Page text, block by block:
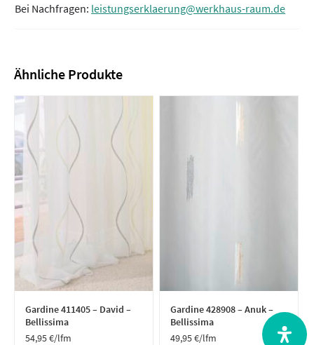
Bei Nachfragen: leistungserklaerung@werkhaus-raum.de
Ähnliche Produkte
Gardine 411405 – David –
Bellissima
54,95€/lfm
Gardine 428908 – Anuk –
Bellissima
49,95€/lfm